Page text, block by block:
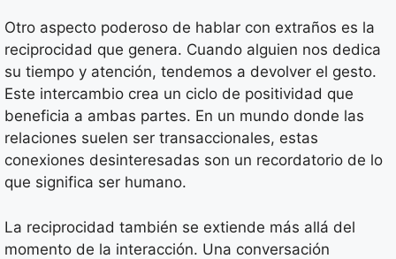
Otro aspecto poderoso de hablar con extraños es la
reciprocidad que genera. Cuando alguien nos dedica
su tiempo y atención, tendemos a devolver el gesto.
Este intercambio crea un ciclo de positividad que
beneficia a ambas partes. En un mundo donde las
relaciones suelen ser transaccionales, estas
conexiones desinteresadas son un recordatorio de lo
que significa ser humano.
La reciprocidad también se extiende más allá del
momento de la interacción. Una conversación